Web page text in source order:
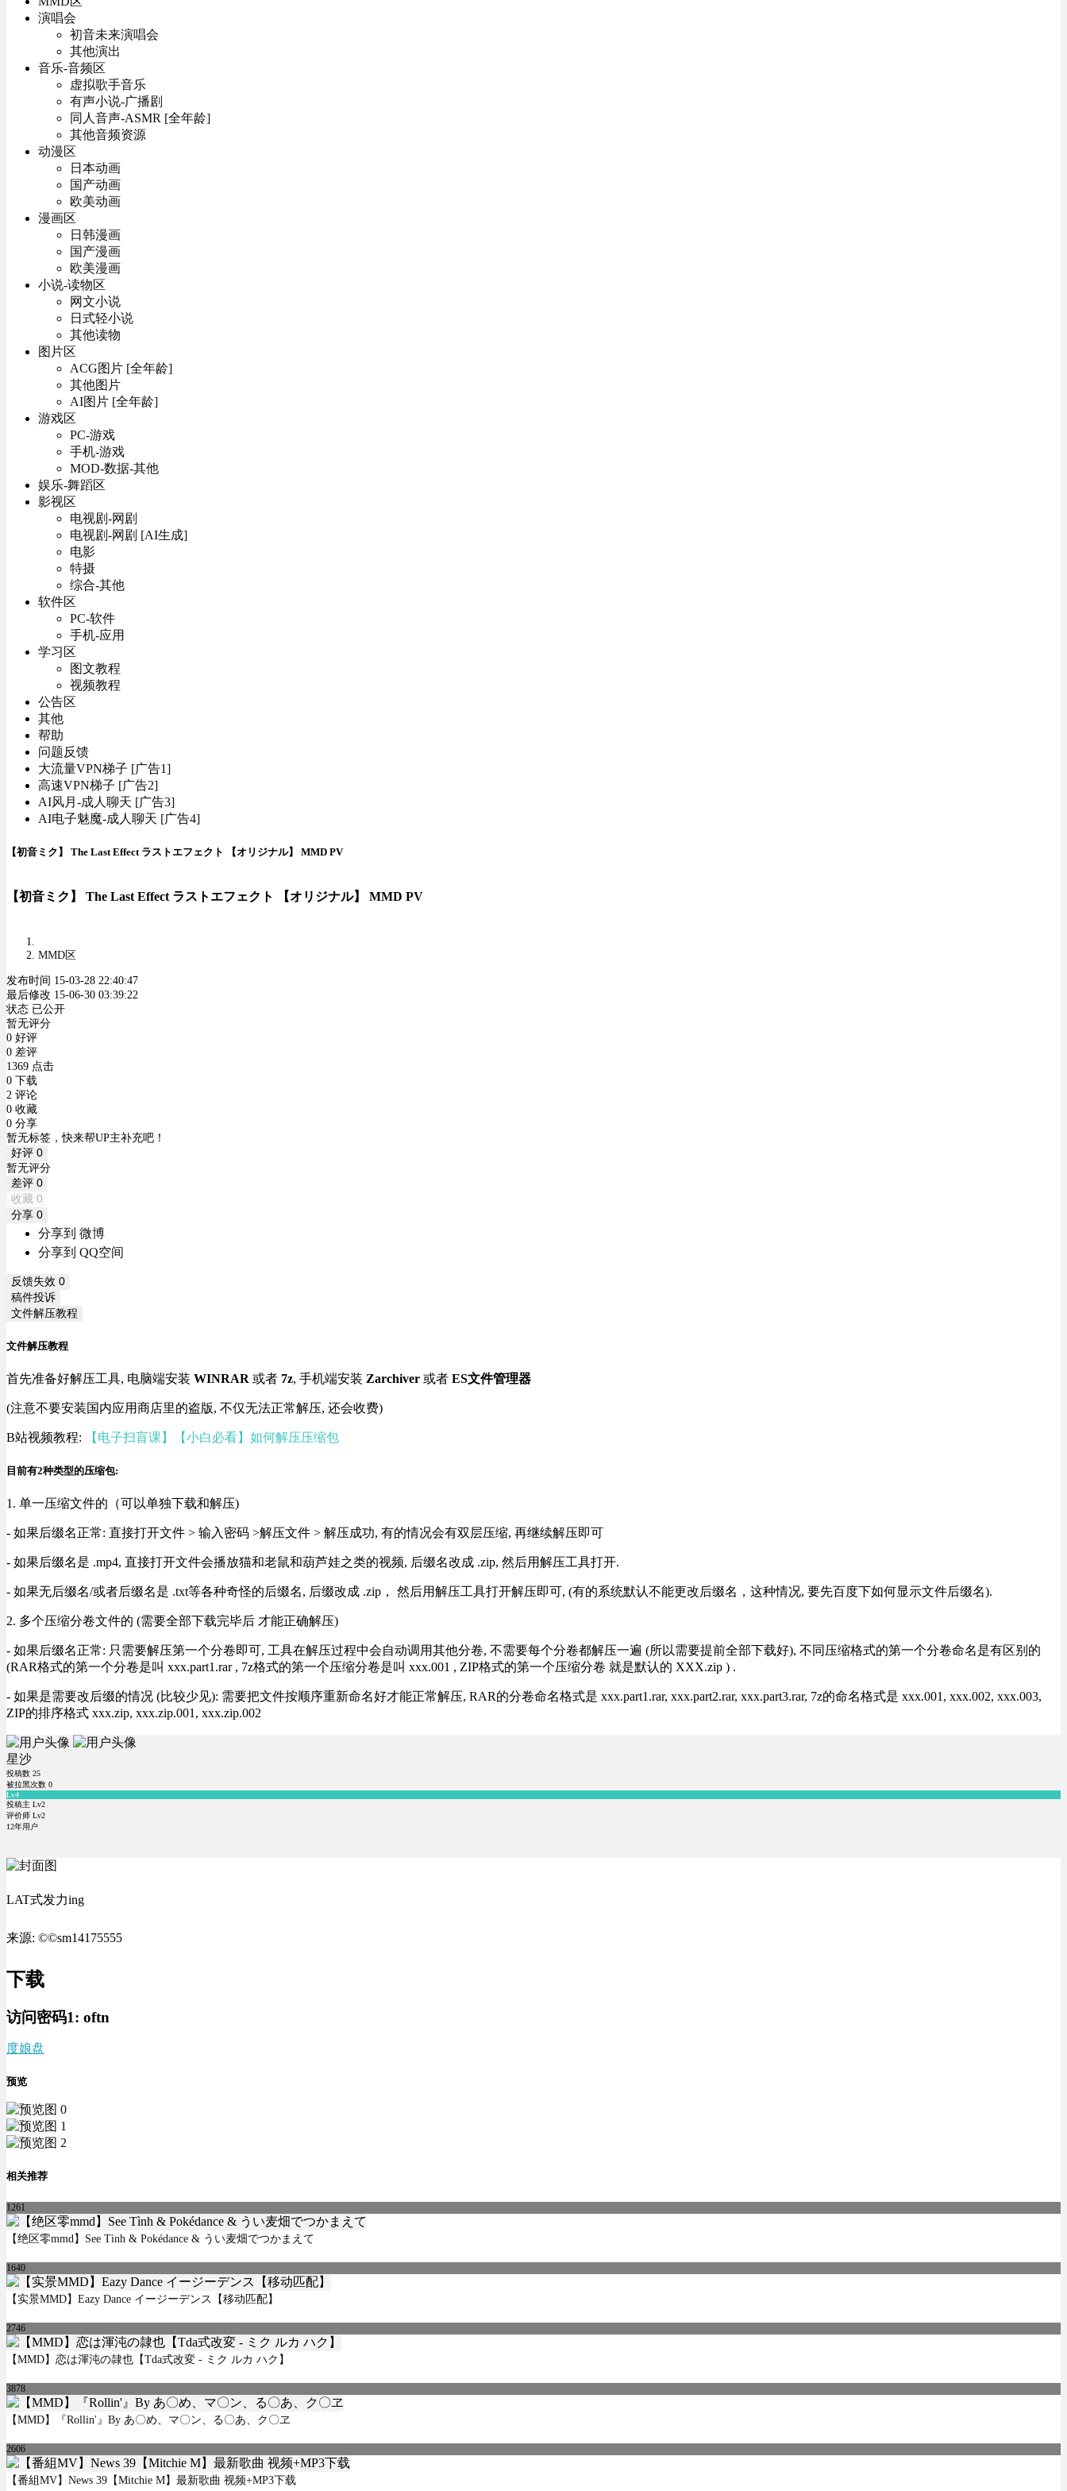
演唱会
初音未来演唱会
其他演出
音乐-音频区
虚拟歌手音乐
有声小说-广播剧
同人音声-ASMR [全年龄]
其他音频资源
动漫区
日本动画
国产动画
欧美动画
漫画区
日韩漫画
国产漫画
欧美漫画
小说-读物区
网文小说
日式轻小说
其他读物
图片区
ACG图片 [全年龄]
其他图片
AI图片 [全年龄]
游戏区
PC-游戏
手机-游戏
MOD-数据-其他
娱乐-舞蹈区
影视区
电视剧-网剧
电视剧-网剧 [AI生成]
电影
特摄
综合-其他
软件区
PC-软件
手机-应用
学习区
图文教程
视频教程
公告区
其他
帮助
问题反馈
大流量VPN梯子 [广告1]
高速VPN梯子 [广告2]
AI风月-成人聊天 [广告3]
AI电子魅魔-成人聊天 [广告4]
【初音ミク】 The Last Effect ラストエフェクト 【オリジナル】 MMD PV
【初音ミク】 The Last Effect ラストエフェクト 【オリジナル】 MMD PV
MMD区
发布时间 15-03-28 22:40:47
最后修改 15-06-30 03:39:22
状态 已公开
暂无评分
0 好评
0 差评
1369 点击
0 下载
2 评论
0 收藏
0 分享
暂无标签，快来帮UP主补充吧！
好评 0
暂无评分
差评 0
收藏 0
分享 0
分享到 微博
分享到 QQ空间
反馈失效 0
稿件投诉
文件解压教程
文件解压教程
首先准备好解压工具, 电脑端安装 WINRAR 或者 7z, 手机端安装 Zarchiver 或者 ES文件管理器
(注意不要安装国内应用商店里的盗版, 不仅无法正常解压, 还会收费)
B站视频教程: 【电子扫盲课】【小白必看】如何解压压缩包
目前有2种类型的压缩包:
1. 单一压缩文件的（可以单独下载和解压)
- 如果后缀名正常: 直接打开文件 > 输入密码 >解压文件 > 解压成功, 有的情况会有双层压缩, 再继续解压即可
- 如果后缀名是 .mp4, 直接打开文件会播放猫和老鼠和葫芦娃之类的视频, 后缀名改成 .zip, 然后用解压工具打开.
- 如果无后缀名/或者后缀名是 .txt等各种奇怪的后缀名, 后缀改成 .zip， 然后用解压工具打开解压即可, (有的系统默认不能更改后缀名，这种情况, 要先百度下如何显示文件后缀名).
2. 多个压缩分卷文件的 (需要全部下载完毕后 才能正确解压)
- 如果后缀名正常: 只需要解压第一个分卷即可, 工具在解压过程中会自动调用其他分卷, 不需要每个分卷都解压一遍 (所以需要提前全部下载好), 不同压缩格式的第一个分卷命名是有区别的
(RAR格式的第一个分卷是叫 xxx.part1.rar , 7z格式的第一个压缩分卷是叫 xxx.001 , ZIP格式的第一个压缩分卷 就是默认的 XXX.zip ) .
- 如果是需要改后缀的情况 (比较少见): 需要把文件按顺序重新命名好才能正常解压, RAR的分卷命名格式是 xxx.part1.rar, xxx.part2.rar, xxx.part3.rar, 7z的命名格式是 xxx.001, xxx.002, xxx.003,
ZIP的排序格式 xxx.zip, xxx.zip.001, xxx.zip.002
星沙
投稿数 25
被拉黑次数 0
Lv4
投稿主 Lv2
评价师 Lv2
12年用户
LAT式发力ing
来源: ©©sm14175555
下载
访问密码1: oftn
度娘盘
预览
相关推荐
1261
【绝区零mmd】See Tình & Pokédance & うい麦畑でつかまえて
1640
【实景MMD】Eazy Dance イージーデンス【移动匹配】
2746
【MMD】恋は渾沌の隷也【Tda式改変 - ミク ルカ ハク】
3878
【MMD】『Rollin'』By あ〇め、マ〇ン、る〇あ、ク〇ヱ
2606
【番組MV】News 39【Mitchie M】最新歌曲 视频+MP3下载